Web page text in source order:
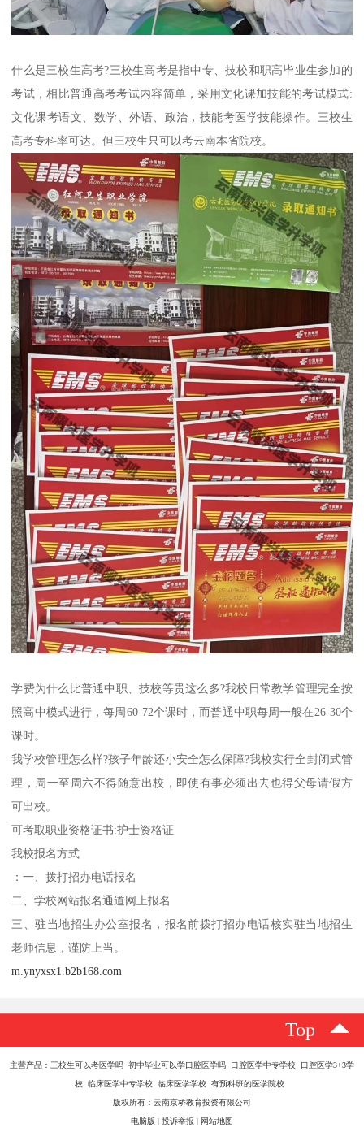
什么是三校生高考?三校生高考是指中专、技校和职高毕业生参加的
考试，相比普通高考考试内容简单，采用文化课加技能的考试模式:
文化课考语文、数学、外语、政治，技能考医学技能操作。三校生
高考专科率可达。但三校生只可以考云南本省院校。
学费为什么比普通中职、技校等贵这么多?我校日常教学管理完全按
照高中模式进行，每周60-72个课时，而普通中职每周一般在26-30个
课时。
我学校管理怎么样?孩子年龄还小安全怎么保障?我校实行全封闭式管
理，周一至周六不得随意出校，即使有事必须出去也得父母请假方
可出校。
可考取职业资格证书:护士资格证
我校报名方式
：一、拨打招办电话报名
二、学校网站报名通道网上报名
三、驻当地招生办公室报名，报名前拨打招办电话核实驻当地招生
老师信息，谨防上当。
m.ynyxsx1.b2b168.com
Top
主营产品：三校生可以考医学吗 初中毕业可以学口腔医学吗 口腔医学中专学校 口腔医学3+3学
校 临床医学中专学校 临床医学学校 有预科班的医学院校
版权所有：云南京桥教育投资有限公司
电脑版 | 投诉举报 | 网站地图